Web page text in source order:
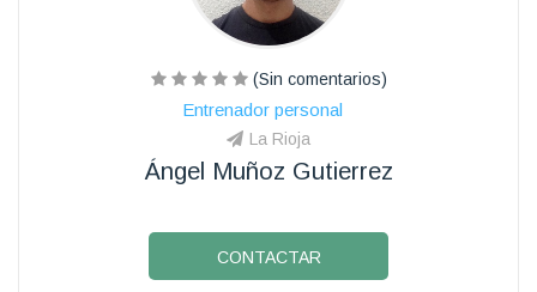
(Sin comentarios)
Entrenador personal
La Rioja
Ángel Muñoz Gutierrez
CONTACTAR